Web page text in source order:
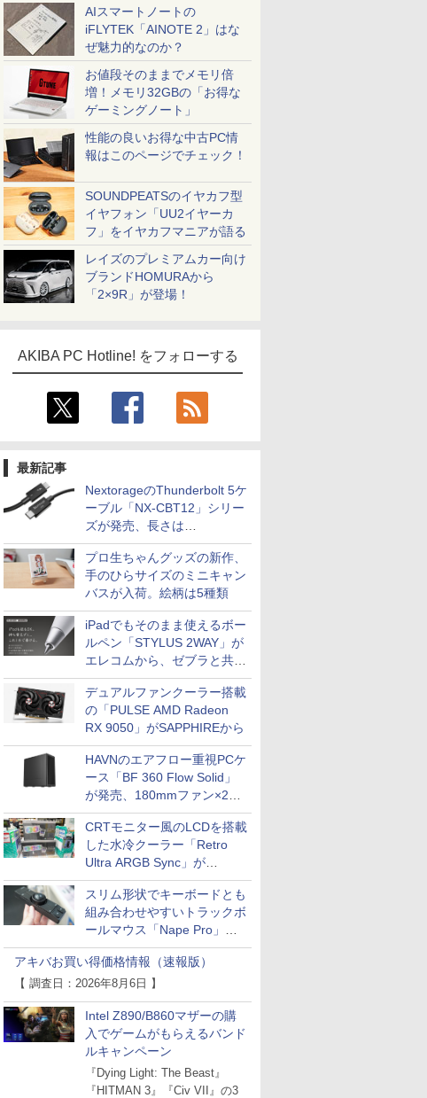
AIスマートノートの
iFLYTEK「AINOTE 2」はな
ぜ魅力的なのか？
お値段そのままでメモリ倍
増！メモリ32GBの「お得な
ゲーミングノート」
性能の良いお得な中古PC情
報はこのページでチェック！
SOUNDPEATSのイヤカフ型
イヤフォン「UU2イヤーカ
フ」をイヤカフマニアが語る
レイズのプレミアムカー向け
ブランドHOMURAから
「2×9R」が登場！
AKIBA PC Hotline! をフォローする
最新記事
NextorageのThunderbolt 5ケ
ーブル「NX-CBT12」シリー
ズが発売、長さは
30cm/50cm/1mの3種類
プロ生ちゃんグッズの新作、
手のひらサイズのミニキャン
バスが入荷。絵柄は5種類
iPadでもそのまま使えるボー
ルペン「STYLUS 2WAY」が
エレコムから、ゼブラと共同
開発
デュアルファンクーラー搭載
の「PULSE AMD Radeon
RX 9050」がSAPPHIREから
HAVNのエアフロー重視PCケ
ース「BF 360 Flow Solid」
が発売、180mmファン×2搭
載
CRTモニター風のLCDを搭載
した水冷クーラー「Retro
Ultra ARGB Sync」が
Thermaltakeから
スリム形状でキーボードとも
組み合わせやすいトラックボ
ールマウス「Nape Pro」が
Keychronから
アキバお買い得価格情報（速報版）
【 調査日：2026年8月6日 】
Intel Z890/B860マザーの購
入でゲームがもらえるバンド
ルキャンペーン
『Dying Light: The Beast』
『HITMAN 3』『Civ VII』の3